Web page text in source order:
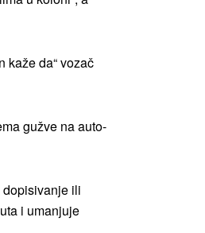
kaže da“ vozač
gužve na auto-
ili
i umanjuje